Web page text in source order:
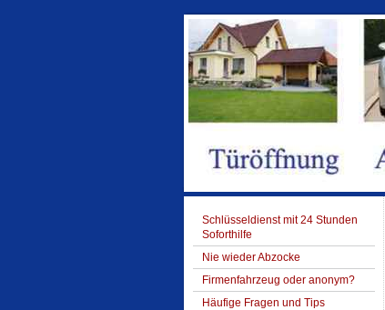
Schlüsseldienst mit 24 Stunden
Soforthilfe
Nie wieder Abzocke
Firmenfahrzeug oder anonym?
Häufige Fragen und Tips